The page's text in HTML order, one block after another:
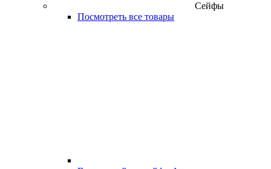
Сейфы
Посмотреть все товары